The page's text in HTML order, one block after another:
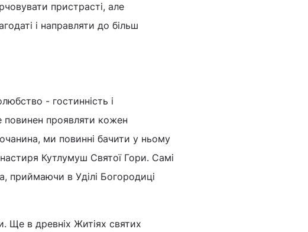
пристрасті, але
і направляти до більш
- гостинність і
повинен проявляти кожен
ми повинні бачити у ньому
Кутлумуш Святої Гори. Самі
приймаючи в Уділі Богородиці
Ще в древніх Житіях святих